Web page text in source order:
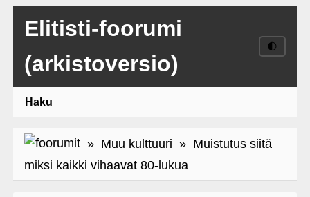
Elitisti-foorumi
(arkistoversio)
🌓
Haku
» Muu kulttuuri » Muistutus siitä
miksi kaikki vihaavat 80-lukua